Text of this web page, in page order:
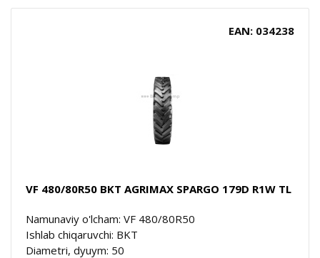
EAN: 034238
VF 480/80R50 BKT AGRIMAX SPARGO 179D R1W TL
Namunaviy o'lcham: VF 480/80R50
Ishlab chiqaruvchi: BKT
Diametri, dyuym: 50